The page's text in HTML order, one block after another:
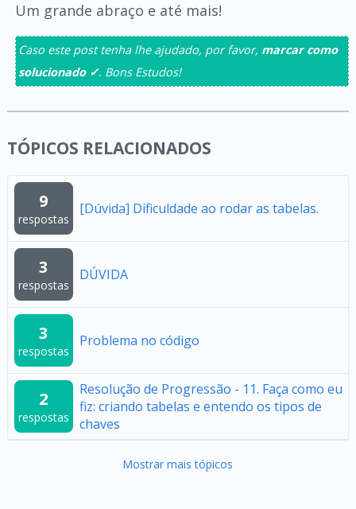
Um grande abraço e até mais!
Caso este post tenha lhe ajudado, por favor, marcar como
solucionado ✓. Bons Estudos!
TÓPICOS RELACIONADOS
9
respostas
[Dúvida] Dificuldade ao rodar as tabelas.
3
respostas
DÚVIDA
3
respostas
Problema no código
2
respostas
Resolução de Progressão - 11. Faça como eu
fiz: criando tabelas e entendo os tipos de
chaves
Mostrar mais tópicos